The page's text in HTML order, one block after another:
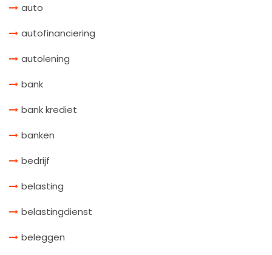
auto
autofinanciering
autolening
bank
bank krediet
banken
bedrijf
belasting
belastingdienst
beleggen